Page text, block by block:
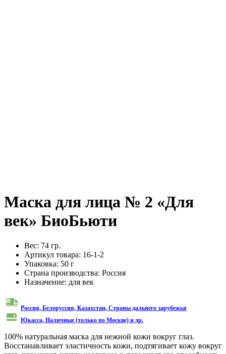
Маска для лица № 2 «Для
век» БиоБьюти
Вес: 74 гр.
Артикул товара: 16-1-2
Упаковка: 50 г
Страна производства: Россия
Назначение: для век
Россия, Белоруссия, Казахстан, Cтраны дальнего зарубежья
Юкасса, Наличные (только по Москве) и др.
100% натуральная маска для нежной кожи вокруг глаз.
Восстанавливает эластичность кожи, подтягивает кожу вокруг